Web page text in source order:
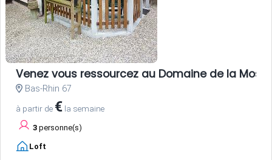
Venez vous ressourcez au Domaine de la
Bas-Rhin 67
à partir de € la semaine
3 personne(s)
Loft